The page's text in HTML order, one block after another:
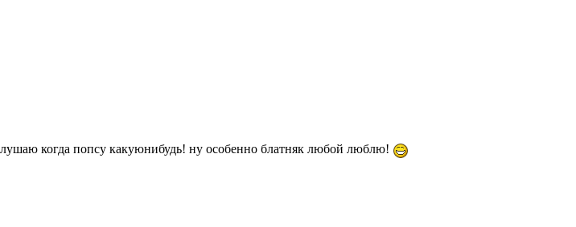
когда попсу какуюнибудь! ну особенно блатняк любой люблю!